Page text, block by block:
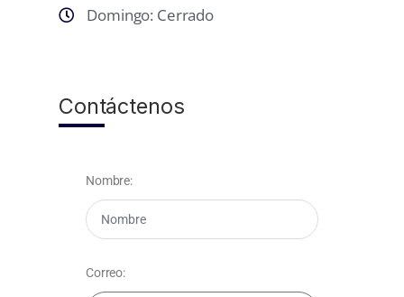
Domingo: Cerrado
Contáctenos
Nombre:
Correo: